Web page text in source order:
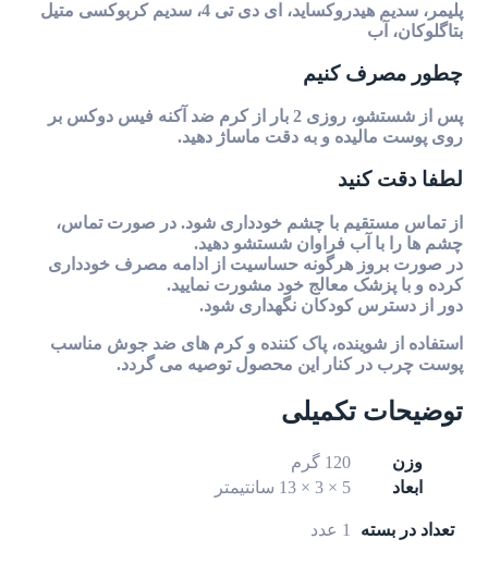
پلیمر، سدیم هیدروکساید، ای دی تی 4، سدیم کربوکسی متیل
بتاگلوکان، آب
چطور مصرف کنیم
پس از شستشو، روزی 2 بار از کرم ضد آکنه فیس دوکس بر
روی پوست مالیده و به دقت ماساژ دهید.
لطفا دقت کنید
از تماس مستقیم با چشم خودداری شود. در صورت تماس،
چشم ها را با آب فراوان شستشو دهید.
در صورت بروز هرگونه حساسیت از ادامه مصرف خودداری
کرده و با پزشک معالج خود مشورت نمایید.
دور از دسترس کودکان نگهداری شود.
استفاده از شوینده، پاک کننده و کرم های ضد جوش مناسب
پوست چرب در کنار این محصول توصیه می گردد.
توضیحات تکمیلی
وزن
120 گرم
ابعاد
5 × 3 × 13 سانتیمتر
تعداد در بسته 1 عدد